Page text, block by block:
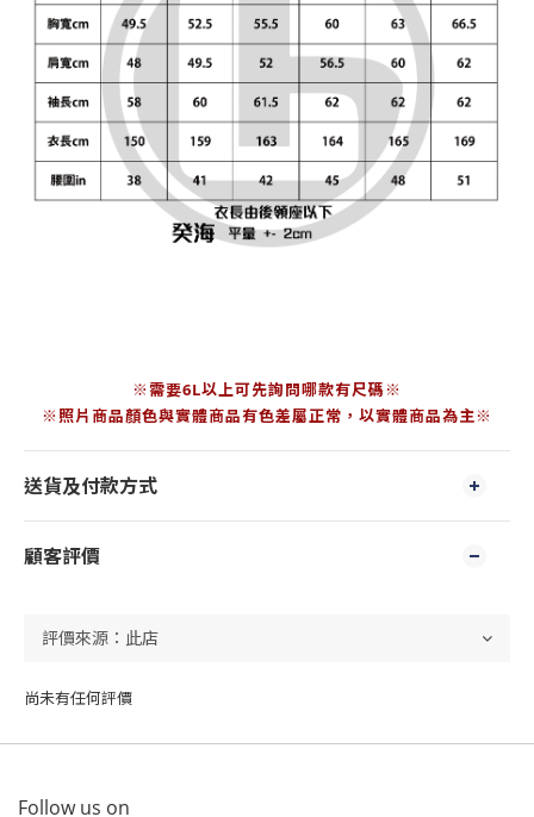
※需要6L以上可先詢問哪款有尺碼※
※照片商品顏色與實體商品有色差屬正常，以實體商品為主※
送貨及付款方式
顧客評價
尚未有任何評價
Follow us on